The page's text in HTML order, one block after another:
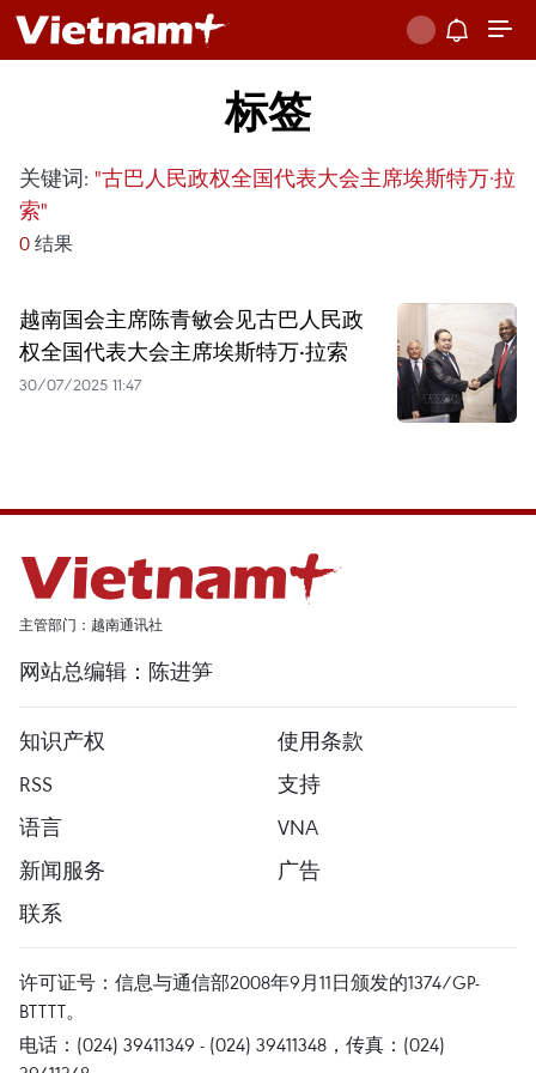
标签
关键词: "古巴人民政权全国代表大会主席埃斯特万·拉
索"
0 结果
越南国会主席陈青敏会见古巴人民政
权全国代表大会主席埃斯特万·拉索
30/07/2025 11:47
主管部门：越南通讯社
网站总编辑：陈进笋
知识产权
使用条款
RSS
支持
语言
VNA
新闻服务
广告
联系
许可证号：信息与通信部2008年9月11日颁发的1374/GP-
BTTTT。
电话：(024) 39411349 - (024) 39411348，传真：(024)